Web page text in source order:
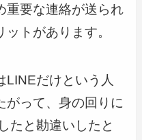
重要な連絡が送られ
トがあります。
LINEだけという人
がって、身の回りに
たと勘違いしたと